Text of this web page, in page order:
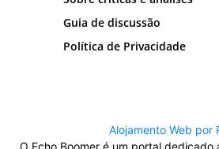
Guia de discussão
Política de Privacidade
Alojamento Web por
O Echo Boomer é um portal dedicado